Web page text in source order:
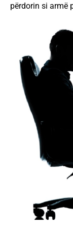
përdorin si armë